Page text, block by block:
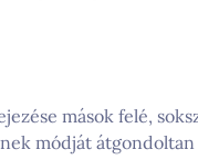
mások felé,
módját átgondoltan